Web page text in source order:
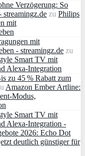
Verzögerung: So
streamingz.de zu Philips
mit
mit
- streamingz.de zu
Smart TV mit
Alexa‑Integration
zu 45 % Rabatt zum
Amazon Ember Artline:
Smart TV mit
Alexa‑Integration -
2026: Echo Dot
deutlich günstiger für